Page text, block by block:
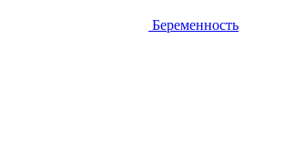
Беременность